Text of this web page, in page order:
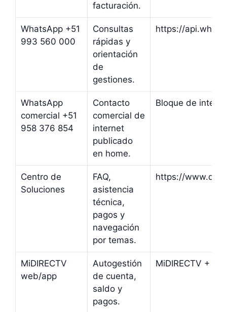
facturación.
WhatsApp +51
993 560 000
Consultas
rápidas y
orientación
de
gestiones.
https://
WhatsApp
comercial +51
958 376 854
Contacto
comercial de
internet
publicado
en home.
Bloque de
Centro de
Soluciones
FAQ,
asistencia
técnica,
pagos y
navegación
por temas.
https://
MiDIRECTV
web/app
Autogestión
de cuenta,
saldo y
pagos.
MiDIRECTV +